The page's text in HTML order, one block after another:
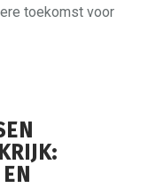
toekomst voor